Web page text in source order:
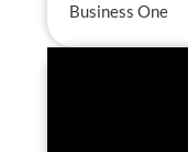
Business One